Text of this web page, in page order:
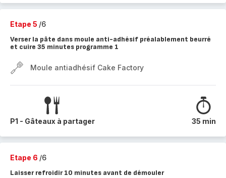
Etape 5 /6
Verser la pâte dans moule anti-adhésif préalablement beurré
et cuire 35 minutes programme 1
Moule antiadhésif Cake Factory
P1 - Gâteaux à partager 35 min
Etape 6 /6
Laisser refroidir 10 minutes avant de démouler